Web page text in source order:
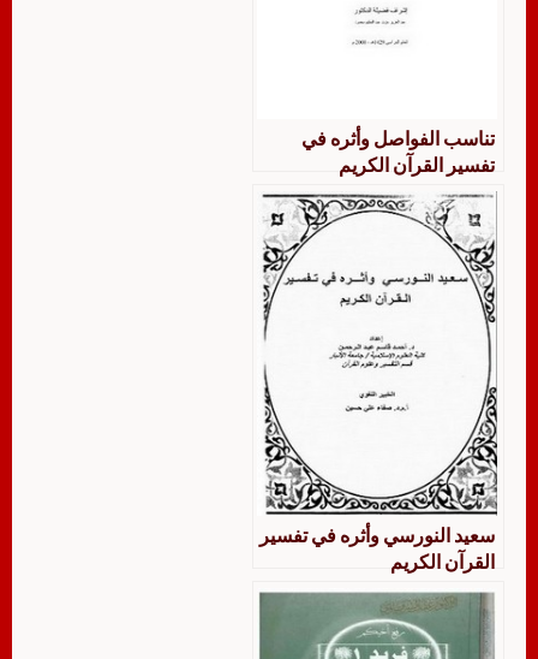
تناسب الفواصل وأثره في
تفسير القرآن الكريم
سعيد النورسي وأثره في تفسير
القرآن الكريم